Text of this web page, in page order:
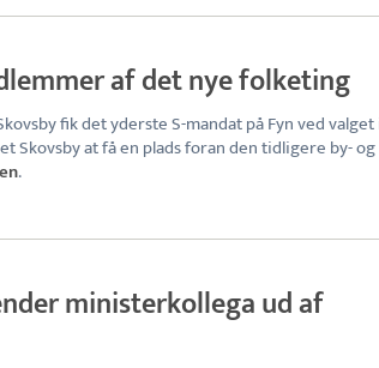
af det nye folketing
fik det yderste S-mandat på Fyn ved valget
Skovsby at få en plads foran den tidligere by- og
.
ministerkollega ud af